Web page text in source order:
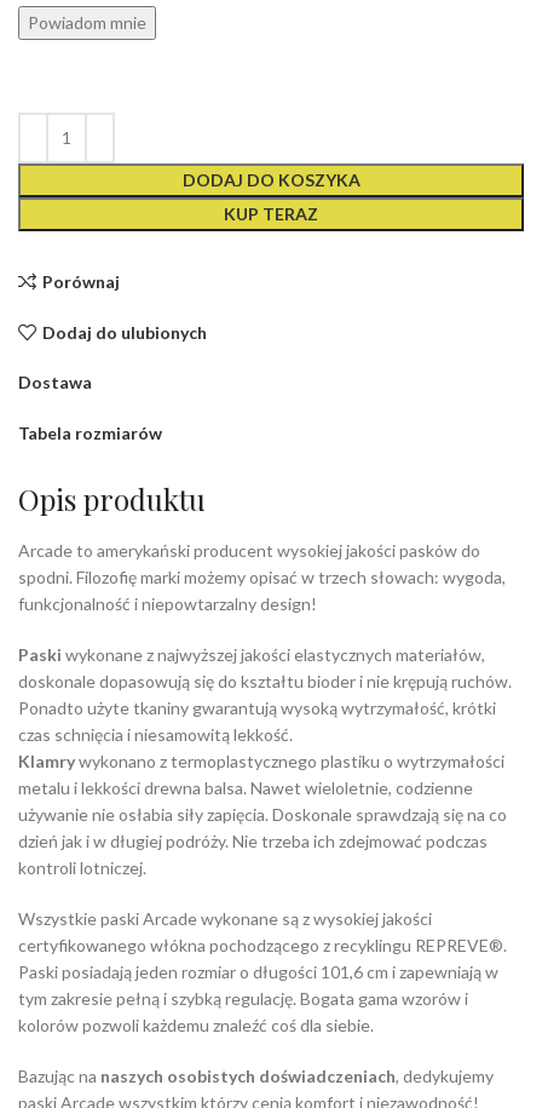
Powiadom mnie
DODAJ DO KOSZYKA
KUP TERAZ
Porównaj
Dodaj do ulubionych
Dostawa
Tabela rozmiarów
Opis produktu
Arcade to amerykański producent wysokiej jakości pasków do
spodni. Filozofię marki możemy opisać w trzech słowach: wygoda,
funkcjonalność i niepowtarzalny design!
Paski wykonane z najwyższej jakości elastycznych materiałów,
doskonale dopasowują się do kształtu bioder i nie krępują ruchów.
Ponadto użyte tkaniny gwarantują wysoką wytrzymałość, krótki
czas schnięcia i niesamowitą lekkość.
Klamrywykonano z termoplastycznego plastiku o wytrzymałości
metalu i lekkości drewna balsa. Nawet wieloletnie, codzienne
używanie nie osłabia siły zapięcia. Doskonale sprawdzają się na co
dzień jak i w długiej podróży. Nie trzeba ich zdejmować podczas
kontroli lotniczej.
Wszystkie paski Arcade wykonane są z wysokiej jakości
certyfikowanego włókna pochodzącego z recyklingu REPREVE®.
Paski posiadają jeden rozmiar o długości 101,6 cm i zapewniają w
tym zakresie pełną i szybką regulację. Bogata gama wzorów i
kolorów pozwoli każdemu znaleźć coś dla siebie.
Bazując na naszych osobistych doświadczeniach, dedykujemy
paski Arcade wszystkim którzy cenią komfort i niezawodność!